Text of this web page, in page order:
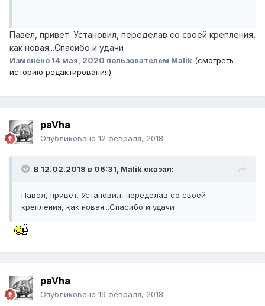
Павел, привет. Установил, переделав со своей крепления,
как новая...Спасибо и удачи
Изменено 14 мая, 2020 пользователем Malik (смотреть
историю редактирования)
paVha
Опубликовано 12 февраля, 2018
В 12.02.2018 в 06:31, Malik сказал:
Павел, привет. Установил, переделав со своей
крепления, как новая...Спасибо и удачи
paVha
Опубликовано 19 февраля, 2018